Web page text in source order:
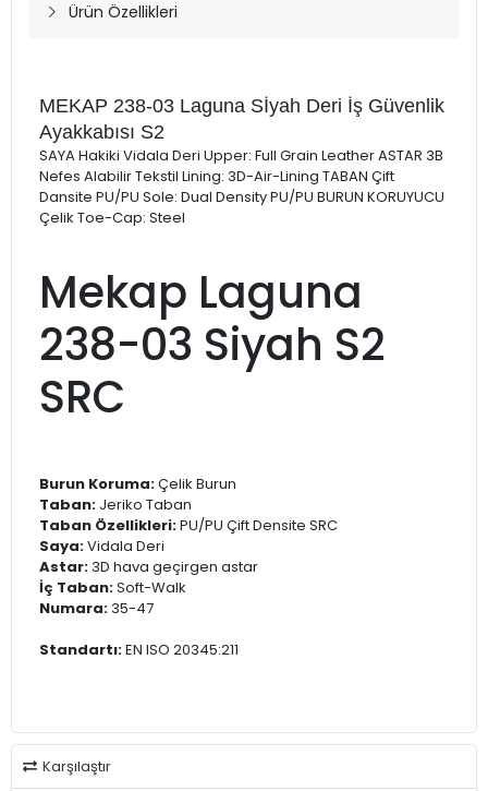
Ürün Özellikleri
MEKAP 238-03 Laguna Sİyah Deri İş Güvenlik
Ayakkabısı S2
SAYA Hakiki Vidala Deri Upper: Full Grain Leather ASTAR 3B
Nefes Alabilir Tekstil Lining: 3D-Air-Lining TABAN Çift
Dansite PU/PU Sole: Dual Density PU/PU BURUN KORUYUCU
Çelik Toe-Cap: Steel
Mekap Laguna
238-03 Siyah S2
SRC
Burun Koruma:Çelik Burun
Taban: Jeriko Taban
Taban Özellikleri:PU/PU Çift Densite SRC
Saya:Vidala Deri
Astar:3D hava geçirgen astar
İç Taban:Soft-Walk
Numara:35-47
Standartı:EN ISO 20345:211
Karşılaştır